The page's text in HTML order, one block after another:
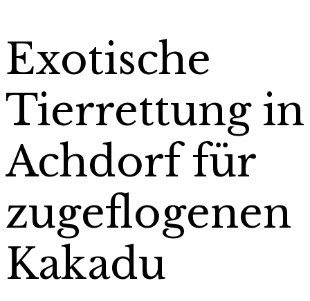
Exotische
Tierrettung in
Achdorf für
zugeflogenen
Kakadu